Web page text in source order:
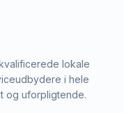
lokale
i hele
og uforpligtende.